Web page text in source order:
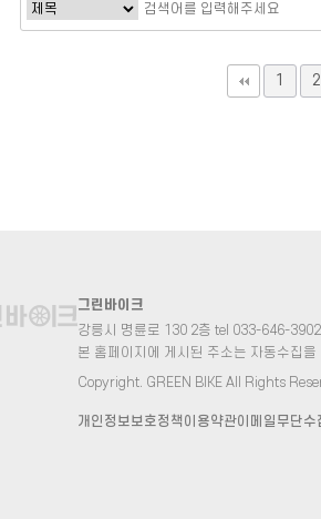
1 2
그린바이크
강릉시 명륜로 130 2층 tel 033-646-
본 홈페이지에 게시된 주소는 자동수집
Copyright. GREEN BIKE All Rights
개인정보보호정책 이용약관이메일무단수